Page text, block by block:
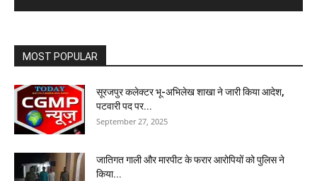
MOST POPULAR
सूरजपुर कलेक्टर भू-अभिलेख शाखा ने जारी किया आदेश,
पटवारी पद पर...
September 27, 2025
जातिगत गाली और मारपीट के फरार आरोपियों को पुलिस ने
किया...